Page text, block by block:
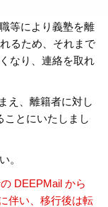
等により義塾を離
るため、それまで
なり、連絡を取れ
え、離籍者に対し
ことにいたしまし
。
DEEPMail から
伴い、移行後は転